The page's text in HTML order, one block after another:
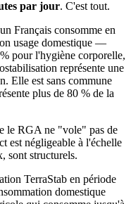
par jour. C'est tout.
Français consomme en
usage domestique —
pour l'hygiène corporelle,
représente une
Elle est sans commune
plus de 80 % de la
le RGA ne "vole" pas de
est négligeable à l'échelle
sont structurels.
TerraStab en période
domestique